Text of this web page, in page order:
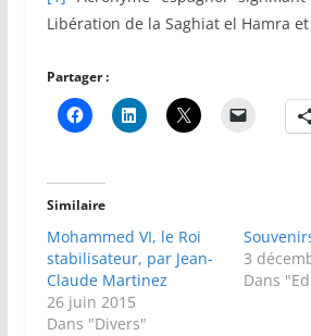
Libération de la Saghiat el Hamra
Partager :
Similaire
Mohammed VI, le Roi
stabilisateur, par Jean-
Claude Martinez
26 juin 2015
Dans "Divers"
3
Dans